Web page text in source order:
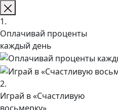
1.
Оплачивай проценты
каждый день
2.
Играй в «Счастливую